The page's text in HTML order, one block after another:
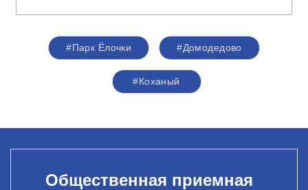
#Парк Ёлочки #Домодедово
#Коханый
Общественная приемная